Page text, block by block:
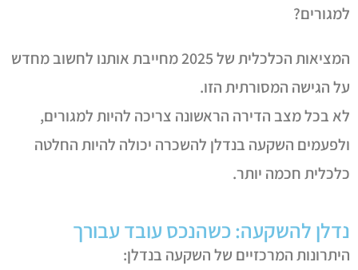
למגורים?
המציאות הכלכלית של 2025 מחייבת אותנו לחשוב מחדש
על הגישה המסורתית הזו.
לא בכל מצב הדירה הראשונה צריכה להיות למגורים,
ולפעמים השקעה בנדלן להשכרה יכולה להיות החלטה
כלכלית חכמה יותר.
נדלן להשקעה: כשהנכס עובד עבורך
היתרונות המרכזיים של השקעה בנדלן: